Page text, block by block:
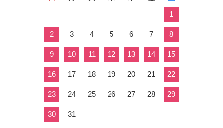
1
2 3 4 5 6 7 8
9 10 11 12 13 14 15
16 17 18 19 20 21 22
23 24 25 26 27 28 29
30 31